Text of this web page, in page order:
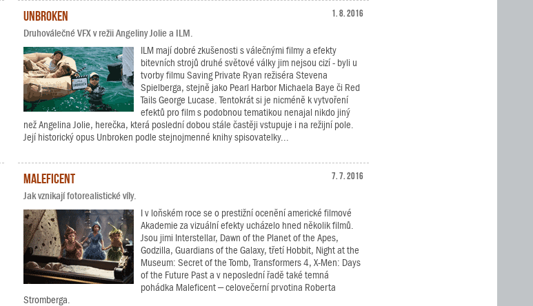
1. 8. 2016
Unbroken
Druhoválečné VFX v režii Angeliny Jolie a ILM.
ILM mají dobré zkušenosti s válečnými filmy a efekty
bitevních strojů druhé světové války jim nejsou cizí - byli u
tvorby filmu Saving Private Ryan režiséra Stevena
Spielberga, stejně jako Pearl Harbor Michaela Baye či Red
Tails George Lucase. Tentokrát si je nicméně k vytvoření
efektů pro film s podobnou tematikou nenajal nikdo jiný
než Angelina Jolie, herečka, která poslední dobou stále častěji vstupuje i na režijní pole.
Její historický opus Unbroken podle stejnojmenné knihy spisovatelky...
7. 7. 2016
Maleficent
Jak vznikají fotorealistické víly.
I v loňském roce se o prestižní ocenění americké filmové
Akademie za vizuální efekty ucházelo hned několik filmů.
Jsou jimi Interstellar, Dawn of the Planet of the Apes,
Godzilla, Guardians of the Galaxy, třetí Hobbit, Night at the
Museum: Secret of the Tomb, Transformers 4, X-Men: Days
of the Future Past a v neposlední řadě také temná
pohádka Maleficent – celovečerní prvotina Roberta
Stromberga.